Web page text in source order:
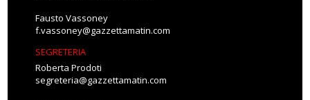
Fausto Vassoney
f.vassoney@gazzettamatin.com
SEGRETERIA
Roberta Prodoti
segreteria@gazzettamatin.com